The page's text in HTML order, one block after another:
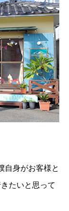
自身がお客様と
たいと思って